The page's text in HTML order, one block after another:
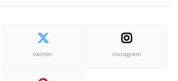
twitter instagram